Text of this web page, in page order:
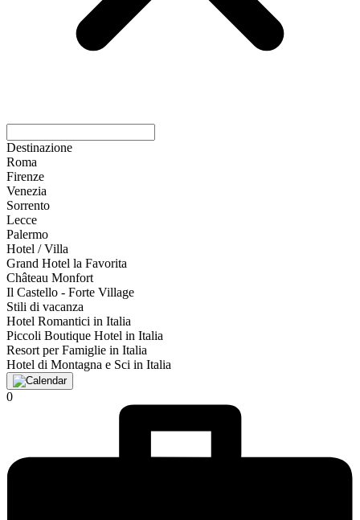
Destinazione
Roma
Firenze
Venezia
Sorrento
Lecce
Palermo
Hotel / Villa
Grand Hotel la Favorita
Château Monfort
Il Castello - Forte Village
Stili di vacanza
Hotel Romantici in Italia
Piccoli Boutique Hotel in Italia
Resort per Famiglie in Italia
Hotel di Montagna e Sci in Italia
0